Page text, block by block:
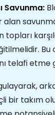
Savunma:
alan
topları
Bu
telafi
bir takım